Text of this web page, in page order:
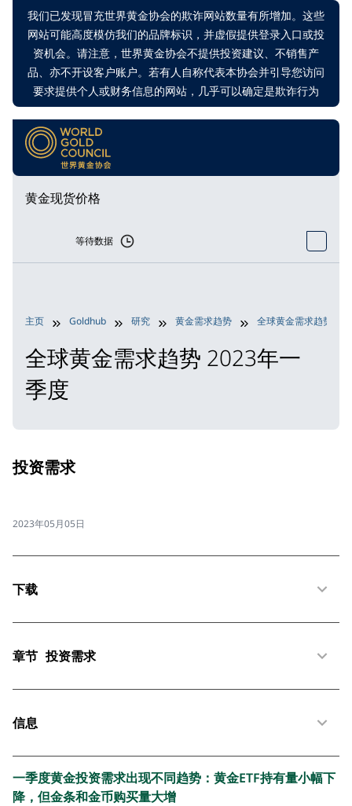
我们已发现冒充世界黄金协会的欺诈网站数量有所增加。这些
网站可能高度模仿我们的品牌标识，并虚假提供登录入口或投
资机会。请注意，世界黄金协会不提供投资建议、不销售产
品、亦不开设客户账户。若有人自称代表本协会并引导您访问
要求提供个人或财务信息的网站，几乎可以确定是欺诈行为
黄金现货价格
等待数据
主页 Goldhub 研究 黄金需求趋势 全球黄金需求趋势
全球黄金需求趋势 2023年一
季度
投资需求
2023年05月05日
下载
章节 投资需求
信息
一季度黄金投资需求出现不同趋势：黄金ETF持有量小幅下
降，但金条和金币购买量大增